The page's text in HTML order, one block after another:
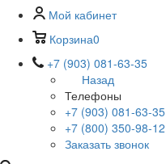
Мой кабинет
Корзина0
+7 (903) 081-63-35
Назад
Телефоны
+7 (903) 081-63-35
+7 (800) 350-98-12
Заказать звонок